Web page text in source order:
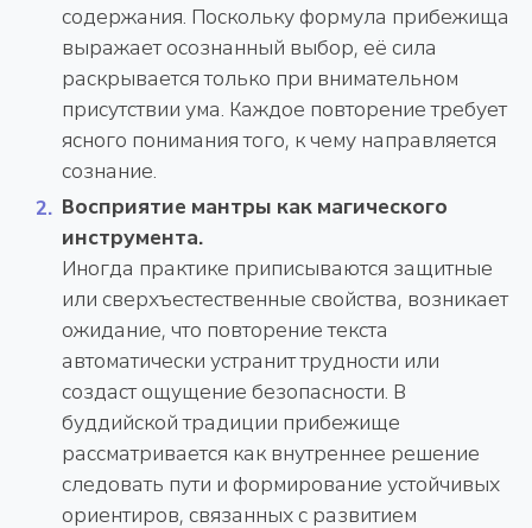
содержания. Поскольку формула прибежища
выражает осознанный выбор, её сила
раскрывается только при внимательном
присутствии ума. Каждое повторение требует
ясного понимания того, к чему направляется
сознание.
Восприятие мантры как магического
инструмента.
Иногда практике приписываются защитные
или сверхъестественные свойства, возникает
ожидание, что повторение текста
автоматически устранит трудности или
создаст ощущение безопасности. В
буддийской традиции прибежище
рассматривается как внутреннее решение
следовать пути и формирование устойчивых
ориентиров, связанных с развитием